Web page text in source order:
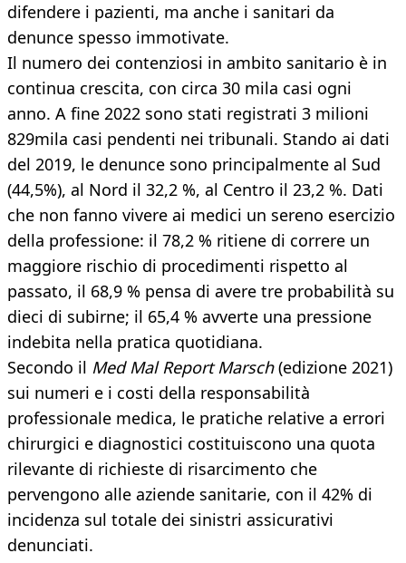
difendere i pazienti, ma anche i sanitari da
denunce spesso immotivate.
Il numero dei contenziosi in ambito sanitario è in
continua crescita, con circa 30 mila casi ogni
anno. A fine 2022 sono stati registrati 3 milioni
829mila casi pendenti nei tribunali. Stando ai dati
del 2019, le denunce sono principalmente al Sud
(44,5%), al Nord il 32,2 %, al Centro il 23,2 %. Dati
che non fanno vivere ai medici un sereno esercizio
della professione: il 78,2 % ritiene di correre un
maggiore rischio di procedimenti rispetto al
passato, il 68,9 % pensa di avere tre probabilità su
dieci di subirne; il 65,4 % avverte una pressione
indebita nella pratica quotidiana.
Secondo il Med Mal Report Marsch(edizione 2021)
sui numeri e i costi della responsabilità
professionale medica, le pratiche relative a errori
chirurgici e diagnostici costituiscono una quota
rilevante di richieste di risarcimento che
pervengono alle aziende sanitarie, con il 42% di
incidenza sul totale dei sinistri assicurativi
denunciati.